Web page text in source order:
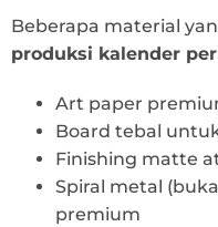
Beberapa material
produksi kalender
Art paper
Board tebal
Finishing matte
Spiral metal
premium